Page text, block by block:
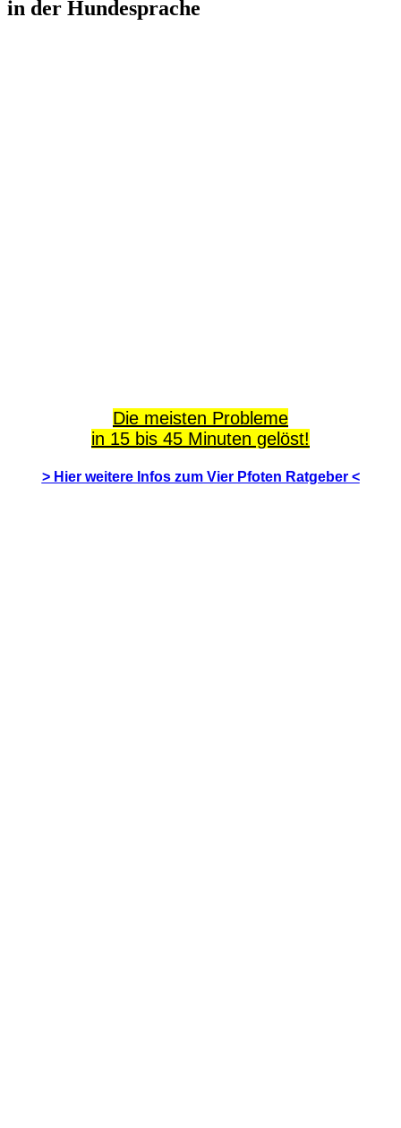
in der Hundesprache
Die meisten Probleme
in 15 bis 45 Minuten gelöst!
> Hier weitere Infos zum Vier Pfoten Ratgeber <